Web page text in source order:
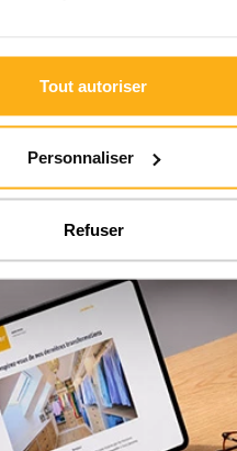
Tout autoriser
Personnaliser
Refuser
notre savoir-faire 100% belge.